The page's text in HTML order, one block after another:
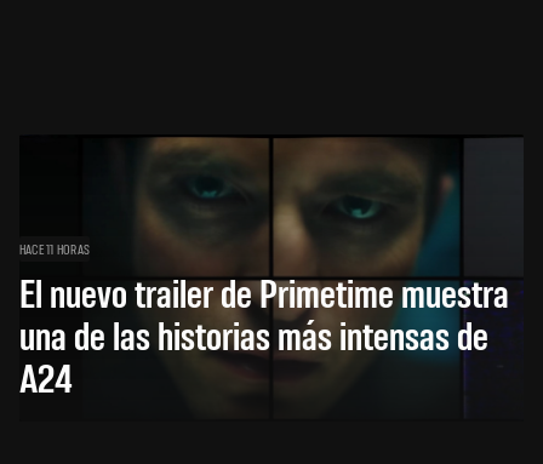
HACE 11 HORAS
El nuevo trailer de Primetime muestra
una de las historias más intensas de
A24